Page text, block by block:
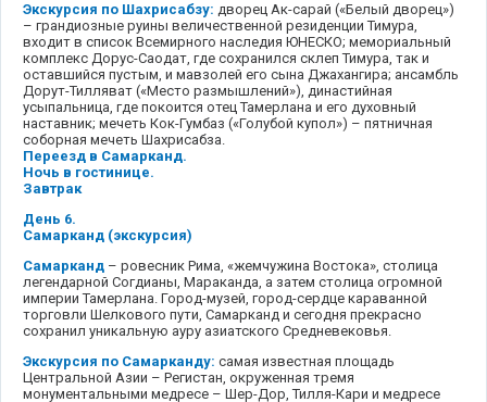
Экскурсия по Шахрисабзу: дворец Ак-сарай («Белый дворец»)
– грандиозные руины величественной резиденции Тимура,
входит в список Всемирного наследия ЮНЕСКО; мемориальный
комплекс Дорус-Саодат, где сохранился склеп Тимура, так и
оставшийся пустым, и мавзолей его сына Джахангира; ансамбль
Дорут-Тилляват («Место размышлений»), династийная
усыпальница, где покоится отец Тамерлана и его духовный
наставник; мечеть Кок-Гумбаз («Голубой купол») – пятничная
соборная мечеть Шахрисабза.
Переезд в Самарканд.
Ночь в гостинице.
Завтрак
День 6.
Самарканд (экскурсия)
Самарканд – ровесник Рима, «жемчужина Востока», столица
легендарной Согдианы, Мараканда, а затем столица огромной
империи Тамерлана. Город-музей, город-сердце караванной
торговли Шелкового пути, Самарканд и сегодня прекрасно
сохранил уникальную ауру азиатского Средневековья.
Экскурсия по Самарканду: самая известная площадь
Центральной Азии – Регистан, окруженная тремя
монументальными медресе – Шер-Дор, Тилля-Кари и медресе